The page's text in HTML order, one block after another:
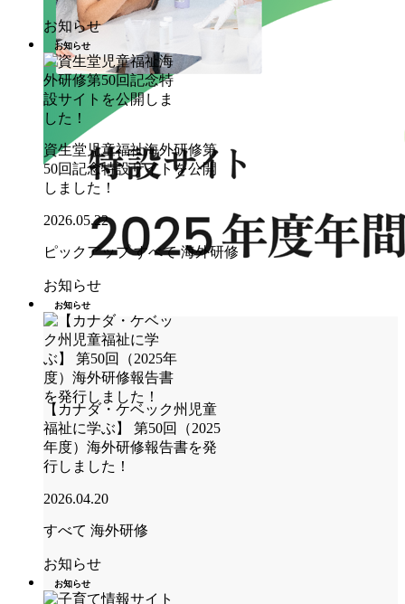
お知らせ
お知らせ
資生堂児童福祉海外研修第
50回記念特設サイトを公開
しました！
2026.05.22
ピックアップ すべて 海外研修
お知らせ
お知らせ
【カナダ・ケベック州児童
福祉に学ぶ】 第50回（2025
年度）海外研修報告書を発
行しました！
2026.04.20
すべて 海外研修
お知らせ
お知らせ